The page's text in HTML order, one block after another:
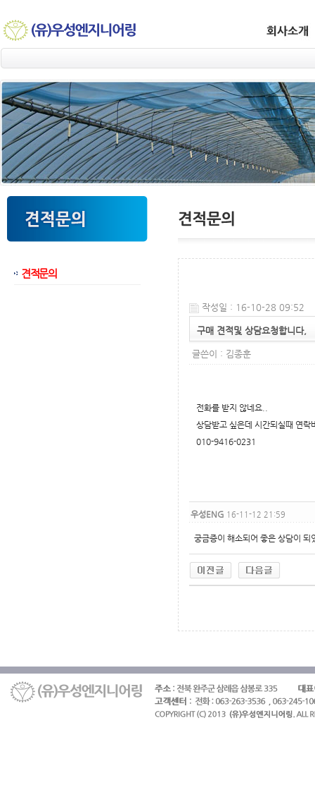
견적문의
작성일 : 16-10-28 09:52
구매 견적및 상담요청합니다,
글쓴이 : 김종훈
전화를 받지 않네요..
상담받고 싶은데 시간되실때 연락
010-9416-0231
우성ENG 16-11-12 21:59
궁금증이 해소되어 좋은 상담이 되